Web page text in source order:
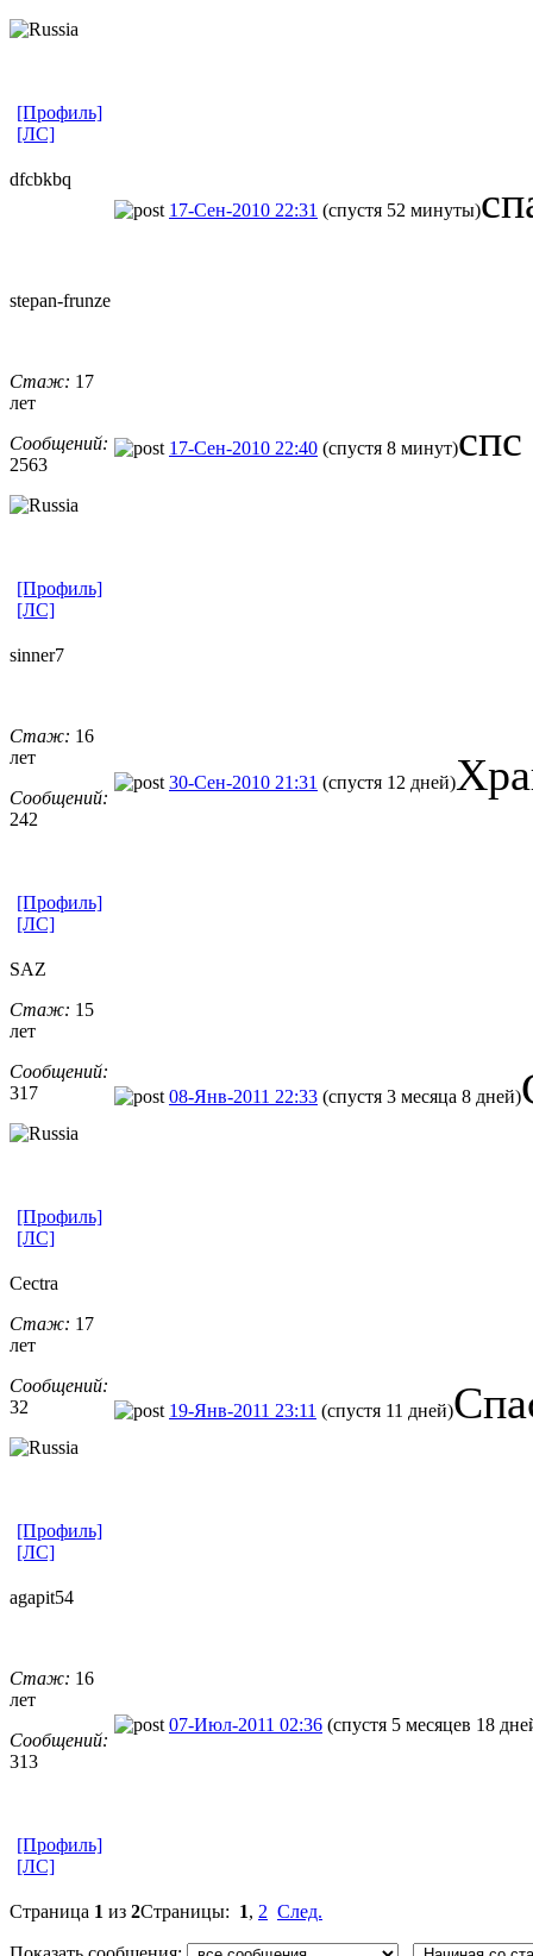
[Профиль]
[ЛС]
dfcbkbq
17-Сен-2010 22:31 (спустя 52 минуты)
stepan-frunz​e
Стаж: 17
лет
Сообщений:
2563
17-Сен-2010 22:40 (спустя 8 минут)спс
[Профиль]
[ЛС]
sinner7
Стаж: 16
лет
Сообщений:
242
30-Сен-2010 21:31 (спустя 12 дней)
[Профиль]
[ЛС]
SAZ
Стаж: 15
лет
Сообщений:
317
08-Янв-2011 22:33 (спустя 3 месяца 8 дней)
[Профиль]
[ЛС]
Cectra
Стаж: 17
лет
Сообщений:
32
19-Янв-2011 23:11 (спустя 11 дней)
[Профиль]
[ЛС]
agapit54
Стаж: 16
лет
Сообщений:
313
07-Июл-2011 02:36 (спустя 5 месяцев 18
[Профиль]
[ЛС]
Страница 1 из 2Страницы: 1, 2 След.